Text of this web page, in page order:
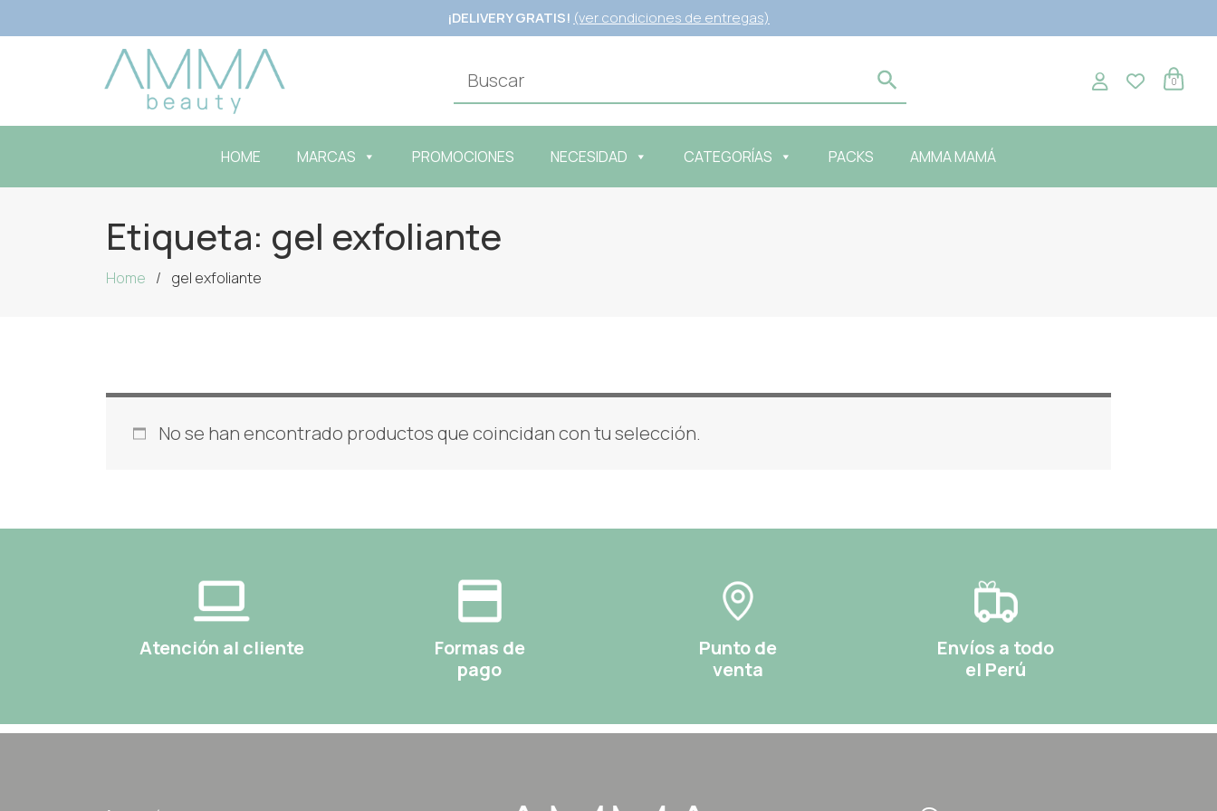
¡DELIVERY GRATIS! (ver condiciones de entregas)
0
HOME MARCAS PROMOCIONES NECESIDAD CATEGORÍAS PACKS AMMA MAMÁ
Etiqueta: gel exfoliante
Home gel exfoliante
No se han encontrado productos que coincidan con tu selección.
Atención al cliente
Formas de
pago
Punto de
venta
Envíos a todo
el Perú